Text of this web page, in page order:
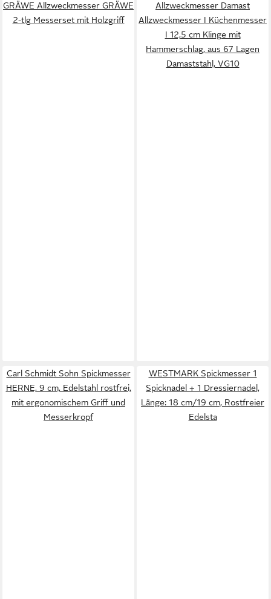
GRÄWE Allzweckmesser GRÄWE
2-tlg Messerset mit Holzgriff
Allzweckmesser Damast
Allzweckmesser I Küchenmesser
I 12,5 cm Klinge mit
Hammerschlag, aus 67 Lagen
Damaststahl, VG10
Carl Schmidt Sohn Spickmesser
HERNE, 9 cm, Edelstahl rostfrei,
mit ergonomischem Griff und
Messerkropf
WESTMARK Spickmesser 1
Spicknadel + 1 Dressiernadel,
Länge: 18 cm/19 cm, Rostfreier
Edelsta